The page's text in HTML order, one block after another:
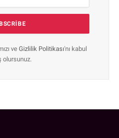
ve Gizlilik Politikası'nı kabul
olursunuz.